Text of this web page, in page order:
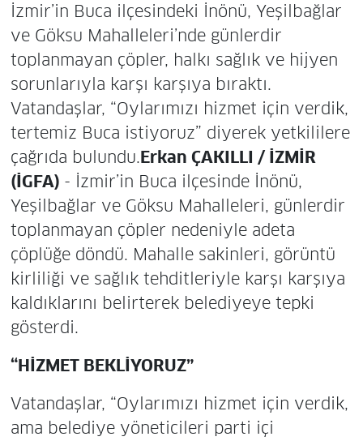
İzmir’in Buca ilçesindeki İnönü, Yeşilbağlar
ve Göksu Mahalleleri’nde günlerdir
toplanmayan çöpler, halkı sağlık ve hijyen
sorunlarıyla karşı karşıya bıraktı.
Vatandaşlar, “Oylarımızı hizmet için verdik,
tertemiz Buca istiyoruz” diyerek yetkililere
çağrıda bulundu.Erkan ÇAKILLI / İZMİR
(İGFA) - İzmir’in Buca ilçesinde İnönü,
Yeşilbağlar ve Göksu Mahalleleri, günlerdir
toplanmayan çöpler nedeniyle adeta
çöplüğe döndü. Mahalle sakinleri, görüntü
kirliliği ve sağlık tehditleriyle karşı karşıya
kaldıklarını belirterek belediyeye tepki
gösterdi.
“HİZMET BEKLİYORUZ”
Vatandaşlar, “Oylarımızı hizmet için verdik,
ama belediye yöneticileri parti içi